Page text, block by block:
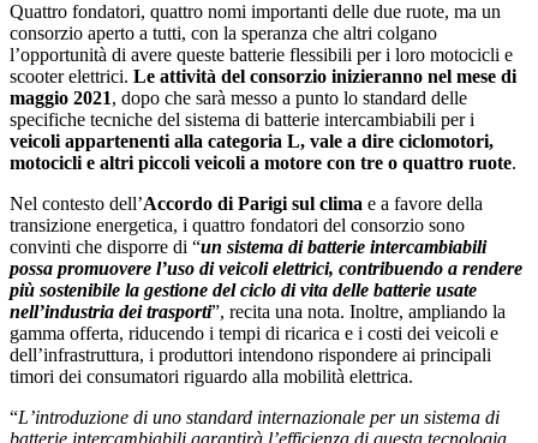
Quattro fondatori, quattro nomi importanti delle due ruote, ma un
consorzio aperto a tutti, con la speranza che altri colgano
lʼopportunità di avere queste batterie flessibili per i loro motocicli e
scooter elettrici. Le attività del consorzio inizieranno nel mese di
maggio 2021, dopo che sarà messo a punto lo standard delle
specifiche tecniche del sistema di batterie intercambiabili per i
veicoli appartenenti alla categoria L, vale a dire ciclomotori,
motocicli e altri piccoli veicoli a motore con tre o quattro ruote.
Nel contesto dellʼAccordo di Parigi sul clima e a favore della
transizione energetica, i quattro fondatori del consorzio sono
convinti che disporre di “un sistema di batterie intercambiabili
possa promuovere lʼuso di veicoli elettrici, contribuendo a rendere
più sostenibile la gestione del ciclo di vita delle batterie usate
nellʼindustria dei trasporti”, recita una nota. Inoltre, ampliando la
gamma offerta, riducendo i tempi di ricarica e i costi dei veicoli e
dellʼinfrastruttura, i produttori intendono rispondere ai principali
timori dei consumatori riguardo alla mobilità elettrica.
“Lʼintroduzione di uno standard internazionale per un sistema di